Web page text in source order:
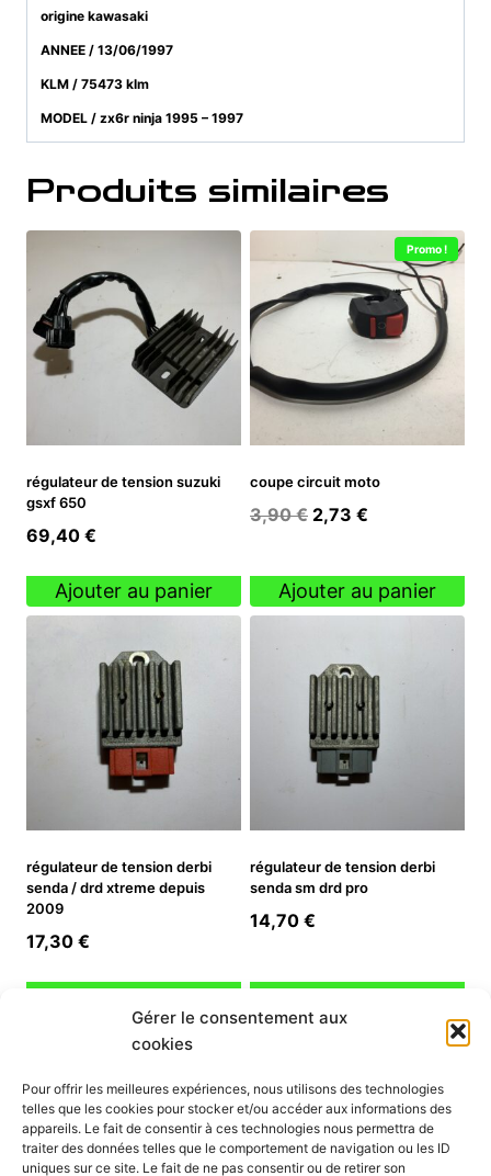
Gérer le consentement aux
cookies
Pour offrir les meilleures expériences, nous utilisons des technologies
telles que les cookies pour stocker et/ou accéder aux informations des
appareils. Le fait de consentir à ces technologies nous permettra de
traiter des données telles que le comportement de navigation ou les ID
uniques sur ce site. Le fait de ne pas consentir ou de retirer son
origine kawasaki
ANNEE / 13/06/1997
KLM / 75473 klm
MODEL / zx6r ninja 1995 – 1997
Produits similaires
régulateur de tension suzuki
gsxf 650
69,40 €
Ajouter au panier
Promo !
coupe circuit moto
3,90€ Le
était :
3,90 €.
2,73 €
est :
2,73 €.
Ajouter au panier
régulateur de tension derbi
senda / drd xtreme depuis
2009
17,30 €
régulateur de tension derbi
senda sm drd pro
14,70 €
INFORMATION
Mon compte
Nous contacter